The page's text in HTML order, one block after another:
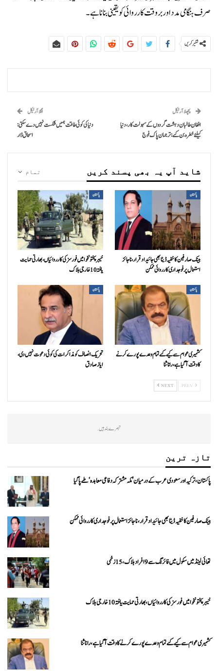
صرف ہنگامی مدد اور بروقت کارروائی کو یقینی بنانا ہے۔
شئیر کریں
پچھلا آرٹیکل
افغان طالبان دہشت گردوں کے سہولت کار، دنیا
کیلئے خطرہ بن گئے: ترجمان پاک فوج
اگلا آرٹیکل
دنیا کی کوئی طاقت ہمیں شکست نہیں دے سکتی:
اسحاق ڈار
تمام شاید آپ یہ بھی پسند کریں
پاکستان
بینک صارفین کا خفیہ ڈیٹا بھی جائیداد قرار، ناجائز
استعمال پر فوجداری کارروائی ممکن
پاکستان
خیبرپختونخوا میں فورسز کی کارروائیاں، بھارتی حمایت
یافتہ 10 خارجی ہلاک
پاکستان
کشمیری عوام سے کیے گئے تمام وعدے پورے کرنے
کا وقت آ گیا ہے، رانا ثنا
پاکستان
تحریک انصاف کو مذاکرات کی کوئی دعوت نہیں دی،
ایاز صادق
NEXT
تبصرے بند ہیں.
تازہ ترین
پاکستان، ترکیہ اور سعودی عرب کے درمیان ’مکہ مشترکہ دفاعی معاہدہ‘ طے پا گیا
بینک صارفین کا خفیہ ڈیٹا بھی جائیداد قرار، ناجائز استعمال پر فوجداری کارروائی ممکن
تھائی لینڈ میں سکول میں فائرنگ سے 9 افراد ہلاک، 15 زخمی
خیبرپختونخوا میں فورسز کی کارروائیاں، بھارتی حمایت یافتہ 10 خارجی ہلاک
کشمیری عوام سے کیے گئے تمام وعدے پورے کرنے کا وقت آ گیا ہے، رانا ثنا